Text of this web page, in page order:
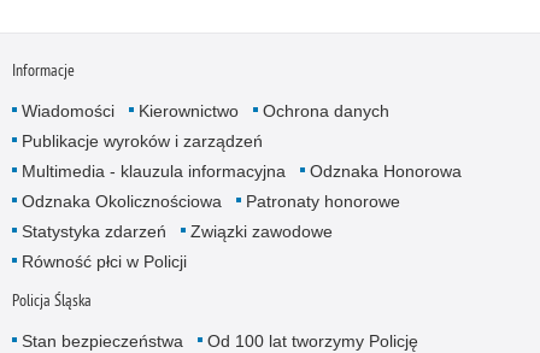
Informacje
Wiadomości Kierownictwo
Ochrona danych
Publikacje wyroków i zarządzeń
Multimedia - klauzula informacyjna
Odznaka Honorowa
Odznaka Okolicznościowa
Patronaty honorowe
Statystyka zdarzeń
Związki zawodowe
Równość płci w Policji
Policja Śląska
Stan bezpieczeństwa
Od 100 lat tworzymy Policję